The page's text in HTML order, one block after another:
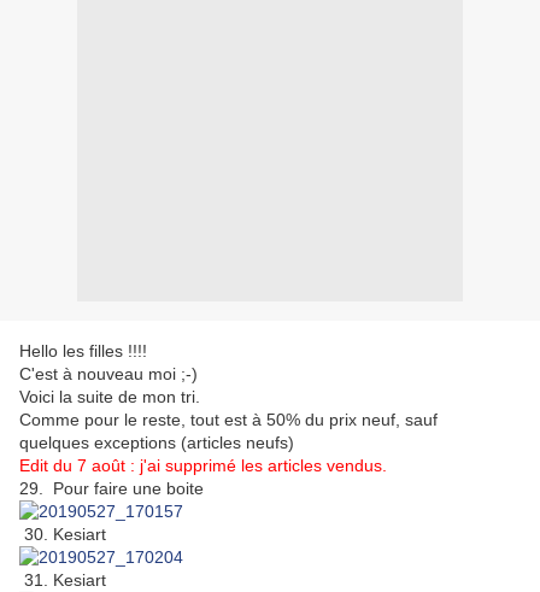
Hello les filles !!!!
C'est à nouveau moi ;-)
Voici la suite de mon tri.
Comme pour le reste, tout est à 50% du prix neuf, sauf
quelques exceptions (articles neufs)
Edit du 7 août : j'ai supprimé les articles vendus.
29. Pour faire une boite
30. Kesiart
31. Kesiart